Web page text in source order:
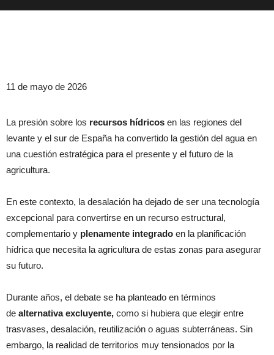
11 de mayo de 2026
La presión sobre los recursos hídricos en las regiones del
levante y el sur de España ha convertido la gestión del agua en
una cuestión estratégica para el presente y el futuro de la
agricultura.
En este contexto, la desalación ha dejado de ser una tecnología
excepcional para convertirse en un recurso estructural,
complementario y plenamente integrado en la planificación
hídrica que necesita la agricultura de estas zonas para asegurar
su futuro.
Durante años, el debate se ha planteado en términos
de alternativa excluyente, como si hubiera que elegir entre
trasvases, desalación, reutilización o aguas subterráneas. Sin
embargo, la realidad de territorios muy tensionados por la